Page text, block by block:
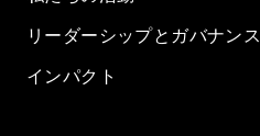
リーダーシップとガバナンス
インパクト